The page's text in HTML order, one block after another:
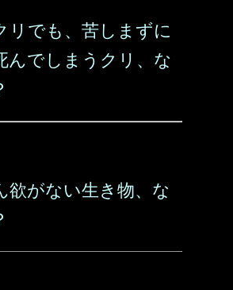
リでも、苦しまずに
んでしまうクリ、な
欲がない生き物、な